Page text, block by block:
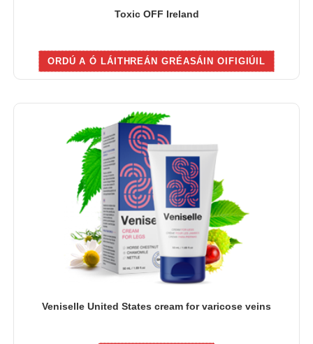
Toxic OFF Ireland
ORDÚ A Ó LÁITHREÁN GRÉASÁIN OIFIGIÚIL
Veniselle United States cream for varicose veins